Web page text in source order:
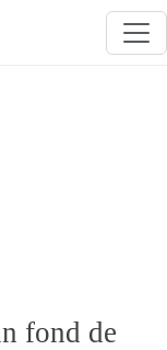
fond de